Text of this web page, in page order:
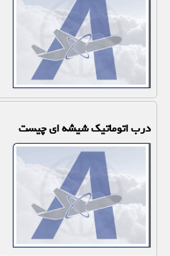
درب اتوماتیک شیشه ای چیست